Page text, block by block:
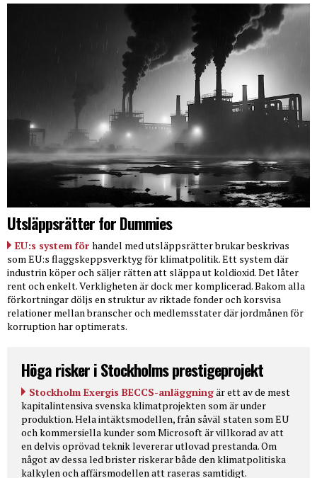
Utsläppsrätter for Dummies
EU:s system för handel med utsläppsrätter brukar beskrivas
som EU:s flaggskeppsverktyg för klimatpolitik. Ett system där
industrin köper och säljer rätten att släppa ut koldioxid. Det låter
rent och enkelt. Verkligheten är dock mer komplicerad. Bakom alla
förkortningar döljs en struktur av riktade fonder och korsvisa
relationer mellan branscher och medlemsstater där jordmånen för
korruption har optimerats.
Höga risker i Stockholms prestigeprojekt
Stockholm Exergis BECCS-anläggningär ett av de mest
kapitalintensiva svenska klimatprojekten som är under
produktion. Hela intäktsmodellen, från såväl staten som EU
och kommersiella kunder som Microsoft är villkorad av att
en delvis oprövad teknik levererar utlovad prestanda. Om
något av dessa led brister riskerar både den klimatpolitiska
kalkylen och affärsmodellen att raseras samtidigt.